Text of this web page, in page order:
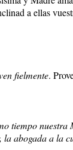
a ellas
fielmente.
tiempo
abogada a la